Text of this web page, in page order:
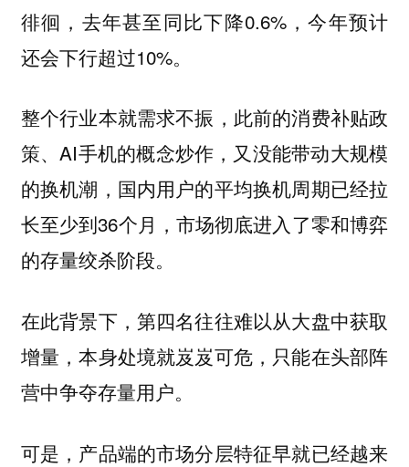
徘徊，去年甚至同比下降0.6%，今年预计
还会下行超过10%。
整个行业本就需求不振，此前的消费补贴政
策、AI手机的概念炒作，又没能带动大规模
的换机潮，国内用户的平均换机周期已经拉
长至少到36个月，市场彻底进入了零和博弈
的存量绞杀阶段。
在此背景下，第四名往往难以从大盘中获取
增量，本身处境就岌岌可危，只能在头部阵
营中争夺存量用户。
可是，产品端的市场分层特征早就已经越来